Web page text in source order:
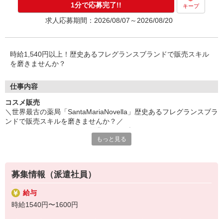
1分で応募完了!! キープ
求人応募期間：2026/08/07～2026/08/20
時給1,540円以上！歴史あるフレグランスブランドで販売スキル
を磨きませんか？
仕事内容
コスメ販売
＼世界最古の薬局「SantaMariaNovella」歴史あるフレグランスブラ
ンドで販売スキルを磨きませんか？／
伝統的なレシピを継承し、「香りの芸術」を展開しています。
■勤務条件
・週5日（月間8〜10日程度のお休み）
・10：30〜20：30のシフト制
・制服貸与（一部自己負担）
・交通費全額支給◎
もっと見る
募集情報（派遣社員）
給与
時給1540円〜1600円